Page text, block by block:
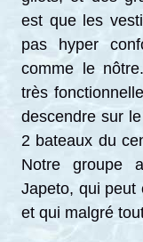
est que les
pas hyper
comme le
très
descendre sur
2 bateaux du
Notre groupe
Japeto, qui peut
et qui malgré